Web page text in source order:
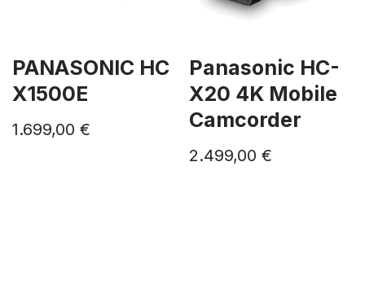
PANASONIC HC
X1500E
1.699,00 €
Panasonic HC-
X20 4K Mobile
Camcorder
2.499,00€